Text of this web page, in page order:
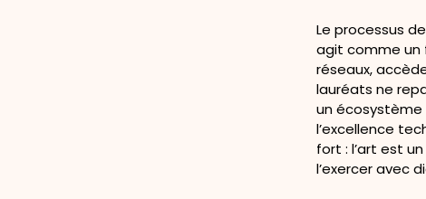
Le processus
agit comme un
réseaux,
lauréats ne
un écosystème
l’excellence
fort : l’art est
l’exercer avec